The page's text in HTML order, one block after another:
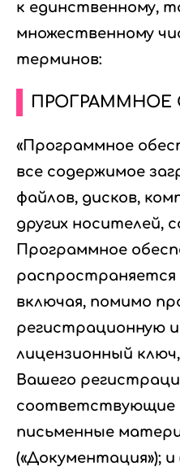
к единственному,
множественному
терминов:
ПРОГРАММНОЕ
«Программное
все содержимое
файлов, дисков,
других носителей,
Программное
включая, помимо
регистрационную
лицензионный
Вашего
соответствующие
письменные
(«Документация»);